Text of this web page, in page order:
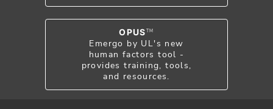
OPUS TM
Emergo by UL's new
human factors tool -
provides training, tools,
and resources.